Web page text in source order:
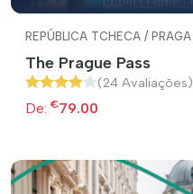
REPÚBLICA TCHECA / PRAGA
The Prague Pass
(24 Avaliações)
De: €79.00